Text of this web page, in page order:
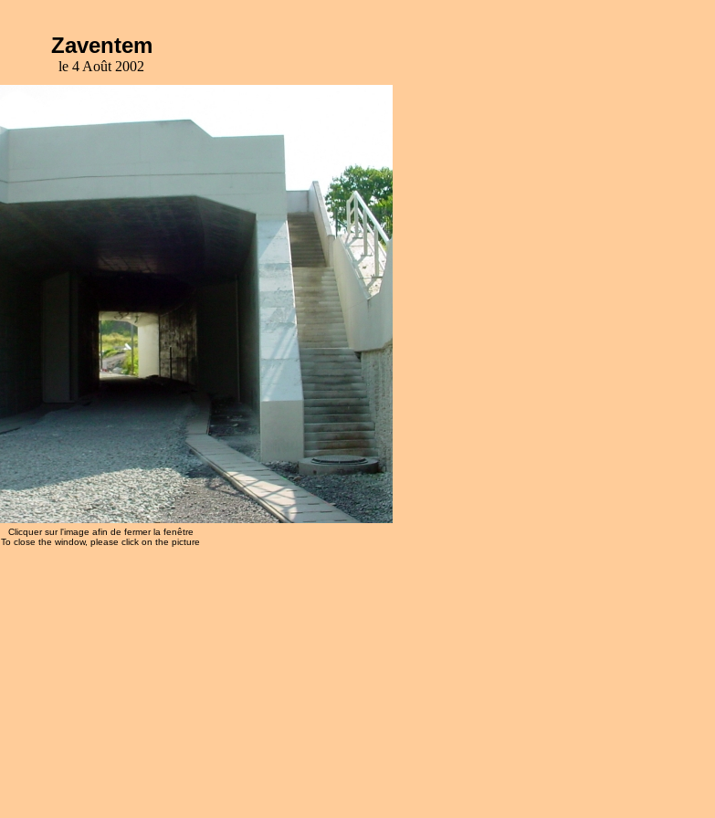
Zaventem
le 4 Août 2002
Clicquer sur l'image afin de fermer la fenêtre
To close the window, please click on the picture